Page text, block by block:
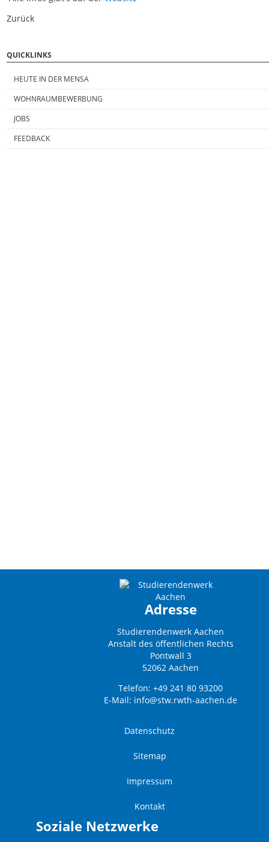
Zurück
QUICKLINKS
HEUTE IN DER MENSA
WOHNRAUMBEWERBUNG
JOBS
FEEDBACK
Adresse
Studierendenwerk Aachen
Anstalt des öffentlichen Rechts
Pontwall 3
52062 Aachen
Telefon: +49 241 80 93200
E-Mail: info@stw.rwth-aachen.de
Datenschutz
Sitemap
Impressum
Kontakt
Soziale Netzwerke